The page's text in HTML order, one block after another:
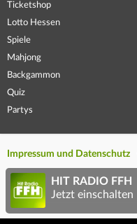
Ticketshop
Lotto Hessen
Spiele
Mahjong
Backgammon
Quiz
Partys
Impressum und Datenschutz
HIT RADIO FFH
Jetzt einschalten